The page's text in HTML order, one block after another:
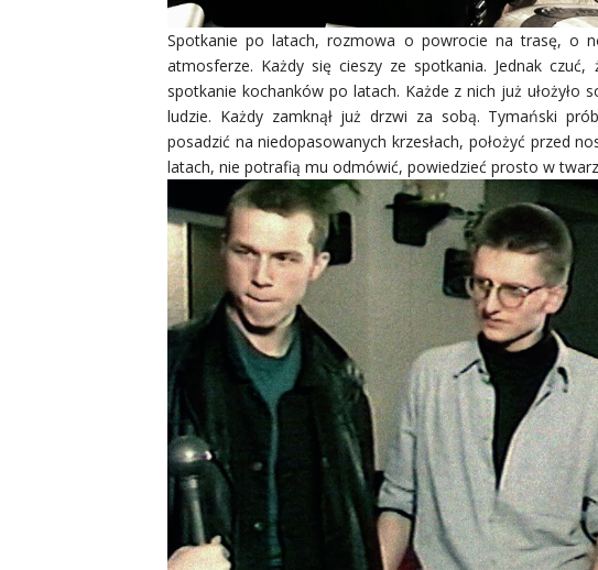
Spotkanie po latach, rozmowa o powrocie na trasę, o
atmosferze. Każdy się cieszy ze spotkania. Jednak
spotkanie kochanków po latach. Każde z nich już ułożyło
ludzie. Każdy zamknął już drzwi za sobą. Tymański
posadzić na niedopasowanych krzesłach, położyć przed
latach, nie potrafią mu odmówić, powiedzieć prosto w